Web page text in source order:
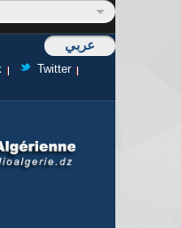
عربي
Twitter